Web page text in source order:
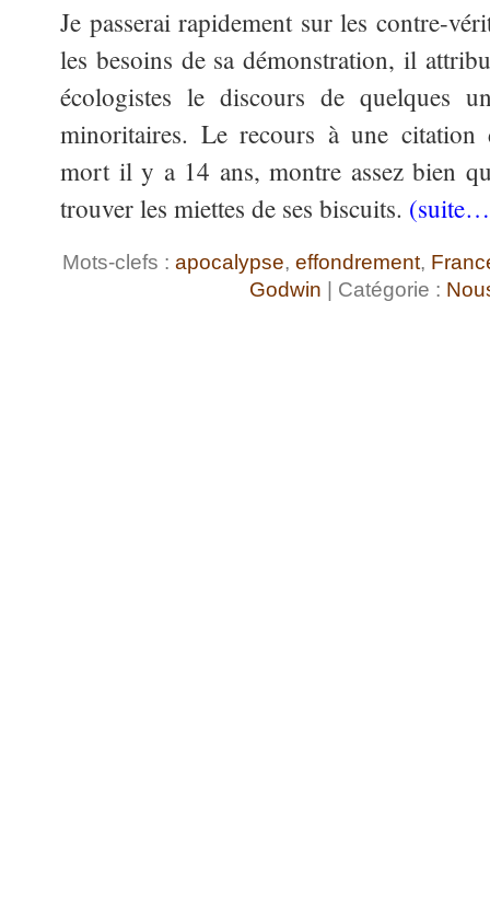
Je passerai rapidement sur les contre-
les besoins de sa démonstration, il
écologistes le discours de quelques
minoritaires. Le recours à une citation
mort il y a 14 ans, montre assez bien
trouver les miettes de ses biscuits.
Mots-clefs : apocalypse, effondrement,
Godwin | Catégorie :